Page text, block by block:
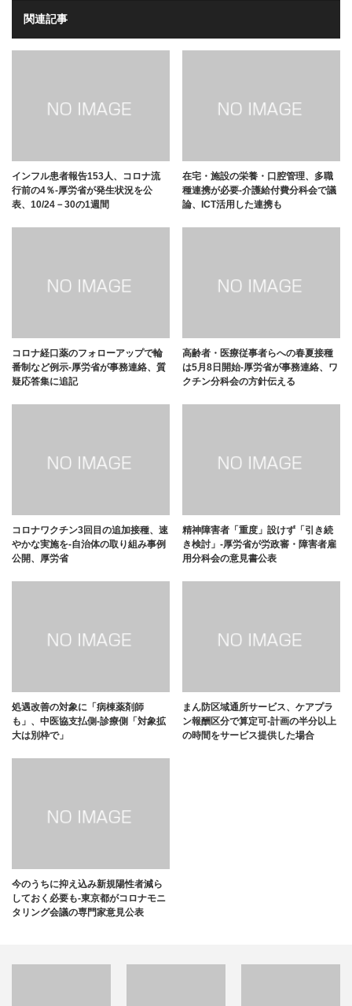
関連記事
インフル患者報告153人、コロナ流
行前の4％-厚労省が発生状況を公
表、10/24－30の1週間
在宅・施設の栄養・口腔管理、多職
種連携が必要-介護給付費分科会で議
論、ICT活用した連携も
コロナ経口薬のフォローアップで輪
番制など例示-厚労省が事務連絡、質
疑応答集に追記
高齢者・医療従事者らへの春夏接種
は5月8日開始-厚労省が事務連絡、ワ
クチン分科会の方針伝える
コロナワクチン3回目の追加接種、速
やかな実施を-自治体の取り組み事例
公開、厚労省
精神障害者「重度」設けず「引き続
き検討」-厚労省が労政審・障害者雇
用分科会の意見書公表
処遇改善の対象に「病棟薬剤師
も」、中医協支払側-診療側「対象拡
大は別枠で」
まん防区域通所サービス、ケアプラ
ン報酬区分で算定可-計画の半分以上
の時間をサービス提供した場合
今のうちに抑え込み新規陽性者減ら
しておく必要も-東京都がコロナモニ
タリング会議の専門家意見公表